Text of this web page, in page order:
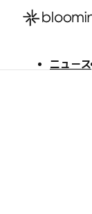
ニュース